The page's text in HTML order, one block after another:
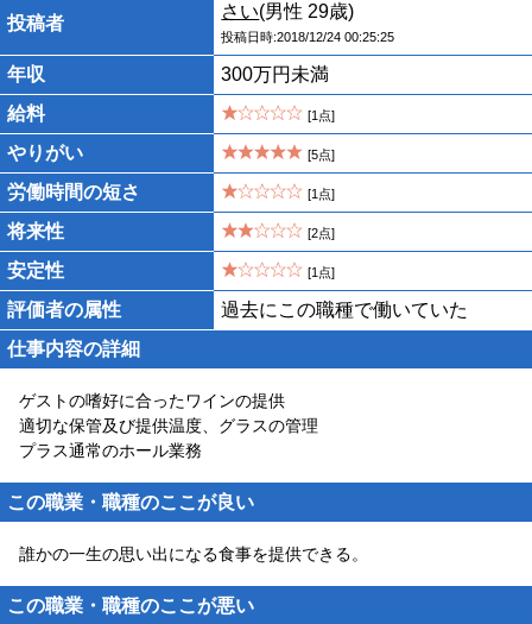
投稿者
さい(男性 29歳)
投稿日時:2018/12/24 00:25:25
年収
300万円未満
給料
[1点]
やりがい [5点]
労働時間の短さ [1点]
将来性 [2点]
安定性 [1点]
評価者の属性
過去にこの職種で働いていた
仕事内容の詳細
ゲストの嗜好に合ったワインの提供
適切な保管及び提供温度、グラスの管理
プラス通常のホール業務
この職業・職種のここが良い
誰かの一生の思い出になる食事を提供できる。
この職業・職種のここが悪い